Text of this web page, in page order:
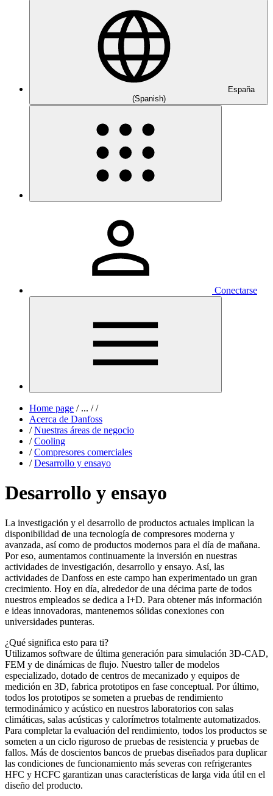
España
(Spanish)
Conectarse
Home page /... / /
Acerca de Danfoss
/ Nuestras áreas de negocio
/ Cooling
/ Compresores comerciales
/ Desarrollo y ensayo
Desarrollo y ensayo
La investigación y el desarrollo de productos actuales implican la
disponibilidad de una tecnología de compresores moderna y
avanzada, así como de productos modernos para el día de mañana.
Por eso, aumentamos continuamente la inversión en nuestras
actividades de investigación, desarrollo y ensayo. Así, las
actividades de Danfoss en este campo han experimentado un gran
crecimiento. Hoy en día, alrededor de una décima parte de todos
nuestros empleados se dedica a I+D. Para obtener más información
e ideas innovadoras, mantenemos sólidas conexiones con
universidades punteras.
¿Qué significa esto para ti?
Utilizamos software de última generación para simulación 3D-CAD,
FEM y de dinámicas de flujo. Nuestro taller de modelos
especializado, dotado de centros de mecanizado y equipos de
medición en 3D, fabrica prototipos en fase conceptual. Por último,
todos los prototipos se someten a pruebas de rendimiento
termodinámico y acústico en nuestros laboratorios con salas
climáticas, salas acústicas y calorímetros totalmente automatizados.
Para completar la evaluación del rendimiento, todos los productos se
someten a un ciclo riguroso de pruebas de resistencia y pruebas de
fallos. Más de doscientos bancos de pruebas diseñados para duplicar
las condiciones de funcionamiento más severas con refrigerantes
HFC y HCFC garantizan unas características de larga vida útil en el
diseño del producto.